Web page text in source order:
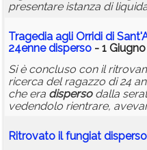
presentare istanza di
Tragedia agli Orridi di
24ennedisperso - 1
Si è concluso con il
ricerca del ragazzo di 24
che era dispersodalla
vedendolo rientrare,
Ritrovato il fungiat disperso